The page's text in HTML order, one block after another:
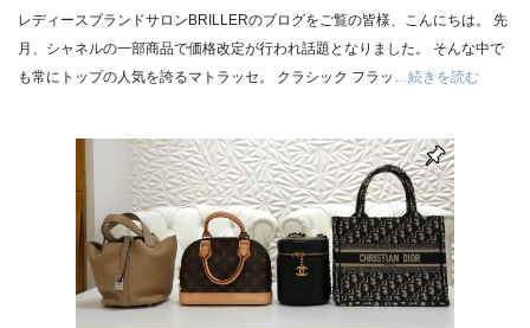
レディースブランドサロンBRILLERのブログをご覧の皆様、こんにちは。 先
月、シャネルの一部商品で価格改定が行われ話題となりました。 そんな中で
も常にトップの人気を誇るマトラッセ。 クラシック フラッ …続きを読む